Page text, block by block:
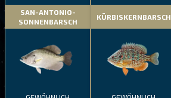
SAN-ANTONIO-
SONNENBARSCH
KÜRBISKERNBARSCH